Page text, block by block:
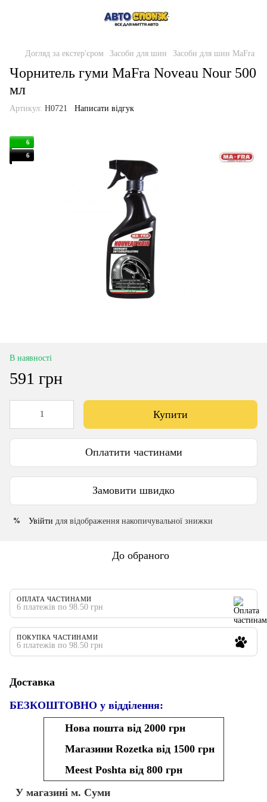
Догляд за екстер'єром Засоби для шин Засоби для шин MaFra
Чорнитель гуми MaFra Noveau Nour 500
мл
Артикул: H0721 Написати відгук
6
6
В наявності
591 грн
Купити
Оплатити частинами
Замовити швидко
% Увійти для відображення накопичувальної знижки
До обраного
ОПЛАТА ЧАСТИНАМИ
6 платежів по 98.50 грн
ПОКУПКА ЧАСТИНАМИ
6 платежів по 98.50 грн
Доставка
БЕЗКОШТОВНО у відділення:
Нова пошта від 2000 грн
Магазини Rozetka від 1500 грн
Meest Poshta від 800 грн
У магазині м. Суми